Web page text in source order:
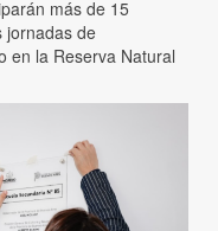
más de 15
jornadas de
en la Reserva Natural